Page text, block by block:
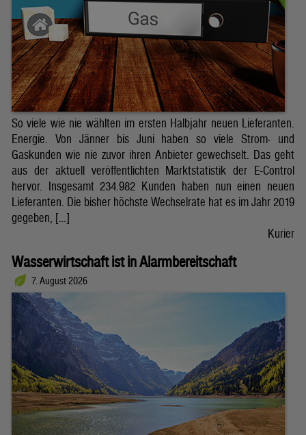
So viele wie nie wählten im ersten Halbjahr neuen Lieferanten.
Energie. Von Jänner bis Juni haben so viele Strom- und
Gaskunden wie nie zuvor ihren Anbieter gewechselt. Das geht
aus der aktuell veröffentlichten Marktstatistik der E-Control
hervor. Insgesamt 234.982 Kunden haben nun einen neuen
Lieferanten. Die bisher höchste Wechselrate hat es im Jahr 2019
gegeben, […]
Kurier
Wasserwirtschaft ist in Alarmbereitschaft
7. August 2026